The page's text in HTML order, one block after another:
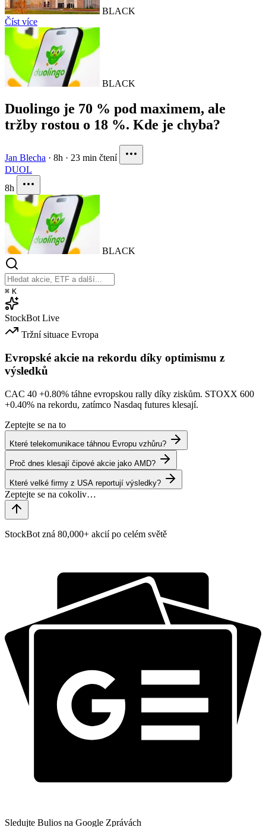
BLACK
Číst více
BLACK
Duolingo je 70 % pod maximem, ale
tržby rostou o 18 %. Kde je chyba?
Jan Blecha · 8h · 23 min čtení
DUOL
8h
BLACK
⌘ K
StockBot Live
Tržní situace Evropa
Evropské akcie na rekordu díky optimismu z
výsledků
CAC 40 +0.80% táhne evropskou rally díky ziskům. STOXX 600
+0.40% na rekordu, zatímco Nasdaq futures klesají.
Zeptejte se na to
Které telekomunikace táhnou Evropu vzhůru?
Proč dnes klesají čipové akcie jako AMD?
Které velké firmy z USA reportují výsledky?
StockBot zná 80,000+ akcií po celém světě
Sledujte Bulios na Google Zprávách